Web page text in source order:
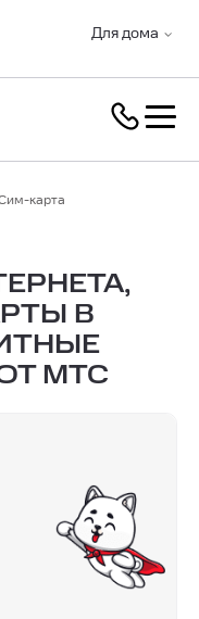
Для дома
карта
В
МТС